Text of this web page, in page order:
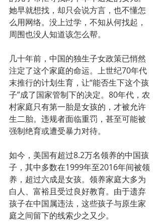
她早就想找，却只会说方言，也不懂怎
么用网络。没上过学，不知从何找起，
周围也没人知道该怎么帮。
几十年前，中国的独生子女政策已悄然
注定了这个家庭的命运。上世纪70年代
末推行的计划生育，让“能否生下这个孩
子”成了国家管制下的决定。80年代，农
村家庭只有第一胎是女孩的，才被允许
生二胎。违规者面临重罚，甚至可能被
强制绝育或遭受暴力对待。
如今，美国有超过8.2万名领养的中国孩
子，其中多数在1999年至2016年间被领
养，超过六成是女孩。领养家庭大多为
白人、富裕且受过良好教育。由于遗弃
孩子在中国属违法，这些孩子与原生家
庭之间留下的线索少之又少。